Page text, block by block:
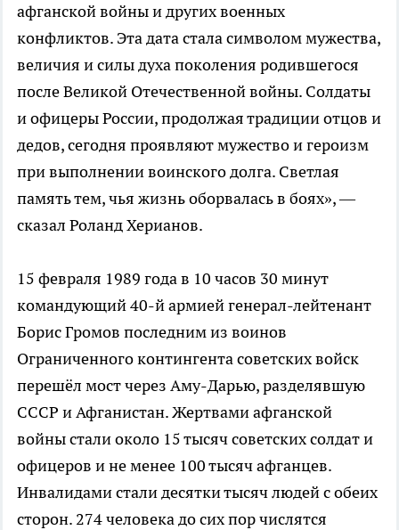
афганской войны и других военных
конфликтов. Эта дата стала символом мужества,
величия и силы духа поколения родившегося
после Великой Отечественной войны. Солдаты
и офицеры России, продолжая традиции отцов и
дедов, сегодня проявляют мужество и героизм
при выполнении воинского долга. Светлая
память тем, чья жизнь оборвалась в боях», —
сказал Роланд Херианов.
15 февраля 1989 года в 10 часов 30 минут
командующий 40-й армией генерал-лейтенант
Борис Громов последним из воинов
Ограниченного контингента советских войск
перешёл мост через Аму-Дарью, разделявшую
СССР и Афганистан. Жертвами афганской
войны стали около 15 тысяч советских солдат и
офицеров и не менее 100 тысяч афганцев.
Инвалидами стали десятки тысяч людей с обеих
сторон. 274 человека до сих пор числятся